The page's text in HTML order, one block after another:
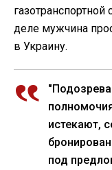
деле мужчина
в Украину.
истекают,
под